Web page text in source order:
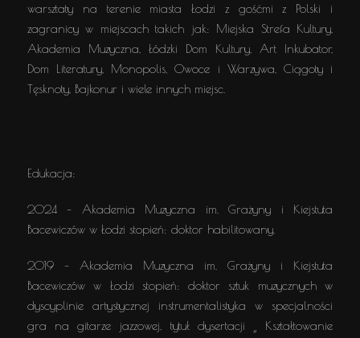
warsztaty na terenie miasta Łodzi z gośćmi z Polski i
zagranicy w miejscach takich jak: Miejska Strefa Kultury,
Akademia Muzyczna, Łódzki Dom Kultury, Art Inkubator,
Dom Literatury, Monopolis, Owoce i Warzywa, Ciągoty i
Tęsknoty, Bajkonur i wiele innych miejsc.
Edukacja:
2024 – Akademia Muzyczna im. Grażyny i Kiejstuta
Bacewiczów w Łodzi stopień: doktor habilitowany.
2019 – Akademia Muzyczna im. Grażyny i Kiejstuta
Bacewiczów w Łodzi stopień: doktor sztuk muzycznych w
dyscyplinie artystycznej instrumentalistyka w specjalności
gra na gitarze jazzowej, tytuł dysertacji „ Kształtowanie